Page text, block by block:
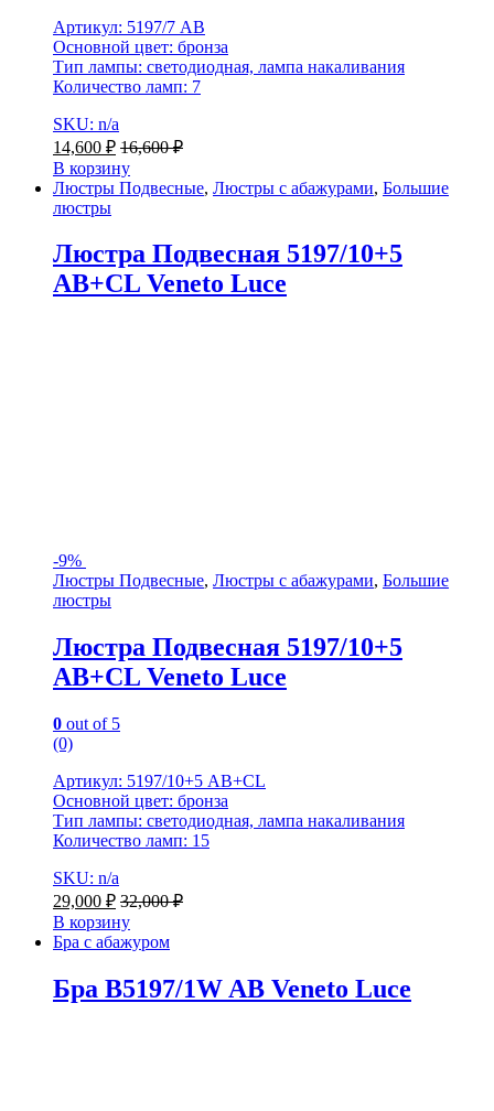
Артикул: 5197/7 AB
Основной цвет: бронза
Тип лампы: светодиодная, лампа накаливания
Количество ламп: 7
SKU: n/a
14,600 ₽ 16,600₽
В корзину
Люстры Подвесные, Люстры с абажурами, Большие
люстры
Люстра Подвесная 5197/10+5
AB+CL Veneto Luce
-9%
Люстры Подвесные, Люстры с абажурами, Большие
люстры
Люстра Подвесная 5197/10+5
AB+CL Veneto Luce
0 out of 5
(0)
Артикул: 5197/10+5 AB+CL
Основной цвет: бронза
Тип лампы: светодиодная, лампа накаливания
Количество ламп: 15
SKU: n/a
29,000 ₽ 32,000₽
В корзину
Бра с абажуром
Бра B5197/1W AB Veneto Luce